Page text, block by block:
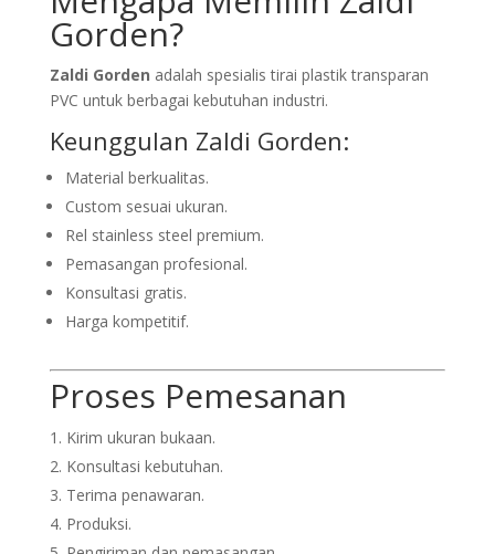
Gorden?
Zaldi Gorden adalah spesialis tirai plastik transparan
PVC untuk berbagai kebutuhan industri.
Keunggulan Zaldi Gorden:
Material berkualitas.
Custom sesuai ukuran.
Rel stainless steel premium.
Pemasangan profesional.
Konsultasi gratis.
Harga kompetitif.
Proses Pemesanan
Kirim ukuran bukaan.
Konsultasi kebutuhan.
Terima penawaran.
Produksi.